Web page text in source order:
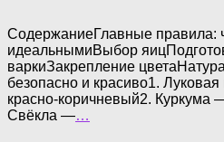
СодержаниеГлавные правила:
идеальнымиВыбор
варкиЗакрепление
безопасно и красиво1.
красно-коричневый2. Куркума
Свёкла —…